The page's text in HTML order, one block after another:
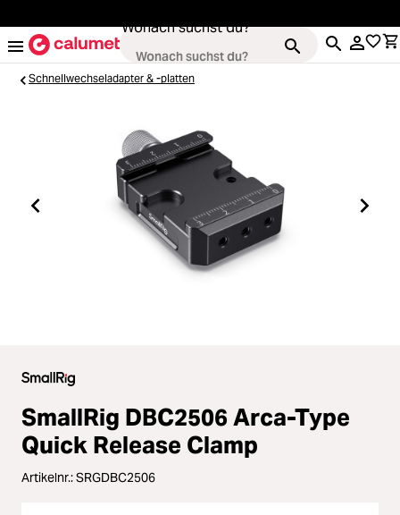
Wonach suchst du?
Kameras
Loading...Objektive
Video & Drohnen
Loading...
Loading...Licht & Studio
Schnellwechseladapter & -platten
SmallRig DBC2506 Arca-Type
Quick Release Clamp
Artikelnr.:SRGDBC2506